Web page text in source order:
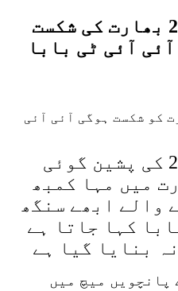
چیمپئنز ٹرافی 2025 بھارت کی شکست
آئی ٹی بابا
چیمپئنز ٹرافی 2025 کی پشین گوئی
میں مہا کمبھ
والے ابھے سنگھ
کہا جاتا ہے
بنایا گیا
ہے
ٹرافی 2025ء کے پانچویں میچ میں